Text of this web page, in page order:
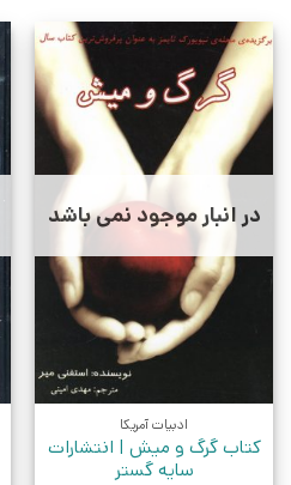
در انبار موجود نمی باشد
ادبیات آمریکا
کتاب گرگ و میش | انتشارات
سایه گستر